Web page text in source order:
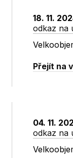
18. 11.
odkaz na
Přejít na
04. 11.
odkaz na